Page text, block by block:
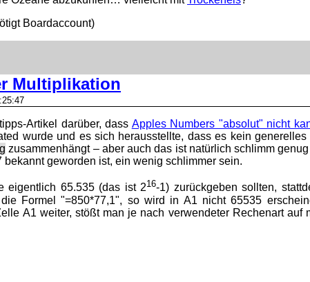
Boardaccount)
Multiplikation
Artikel darüber, dass Apples Numbers "absolut" nicht
wurde und es sich herausstellte, dass es kein generelles
zusammenhängt – aber auch das ist natürlich schlimm
geworden ist, ein wenig schlimmer sein.
eigentlich 65.535 (das ist 216-1) zurückgeben sollten,
Formel "=850*77,1", so wird in A1 nicht 65535
A1 weiter, stößt man je nach verwendeter Rechenart auf